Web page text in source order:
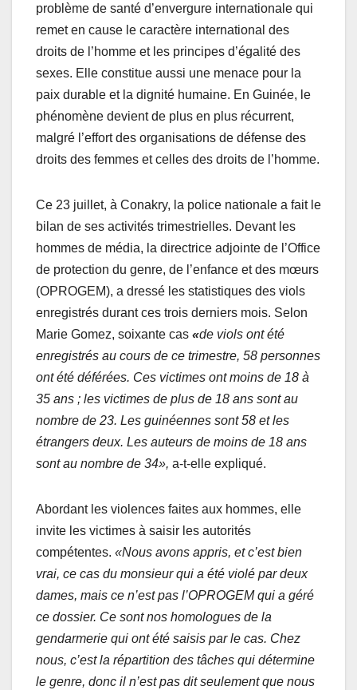
problème de santé d’envergure internationale qui
remet en cause le caractère international des
droits de l’homme et les principes d’égalité des
sexes. Elle constitue aussi une menace pour la
paix durable et la dignité humaine. En Guinée, le
phénomène devient de plus en plus récurrent,
malgré l’effort des organisations de défense des
droits des femmes et celles des droits de l’homme.
Ce 23 juillet, à Conakry, la police nationale a fait le
bilan de ses activités trimestrielles. Devant les
hommes de média, la directrice adjointe de l’Office
de protection du genre, de l’enfance et des mœurs
(OPROGEM), a dressé les statistiques des viols
enregistrés durant ces trois derniers mois. Selon
Marie Gomez, soixante cas «de viols ont été
enregistrés au cours de ce trimestre, 58 personnes
ont été déférées. Ces victimes ont moins de 18 à
35 ans ; les victimes de plus de 18 ans sont au
nombre de 23. Les guinéennes sont 58 et les
étrangers deux. Les auteurs de moins de 18 ans
sont au nombre de 34», a-t-elle expliqué.
Abordant les violences faites aux hommes, elle
invite les victimes à saisir les autorités
compétentes. «Nous avons appris, et c’est bien
vrai, ce cas du monsieur qui a été violé par deux
dames, mais ce n’est pas l’OPROGEM qui a géré
ce dossier. Ce sont nos homologues de la
gendarmerie qui ont été saisis par le cas. Chez
nous, c’est la répartition des tâches qui détermine
le genre, donc il n’est pas dit seulement que nous